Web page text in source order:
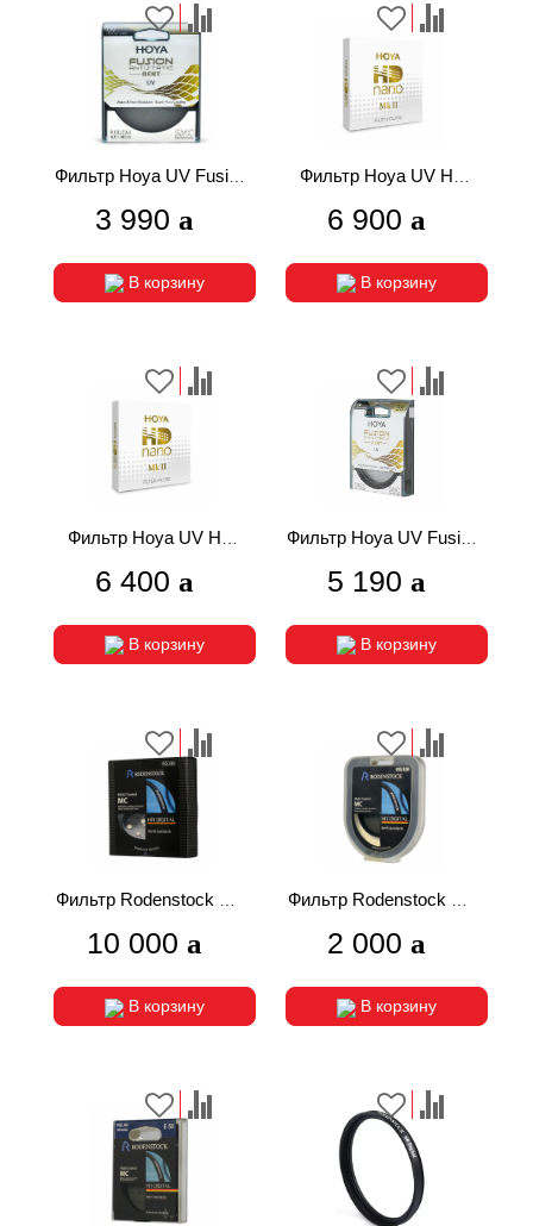
Фильтр Hoya UV Fusion
3 990
В корзину
Фильтр Hoya UV HD
6 900
В корзину
Фильтр Hoya UV HD
6 400
В корзину
Фильтр Hoya UV Fusion
5 190
В корзину
Фильтр Rodenstock HR
10 000
В корзину
Фильтр Rodenstock HR
2 000
В корзину